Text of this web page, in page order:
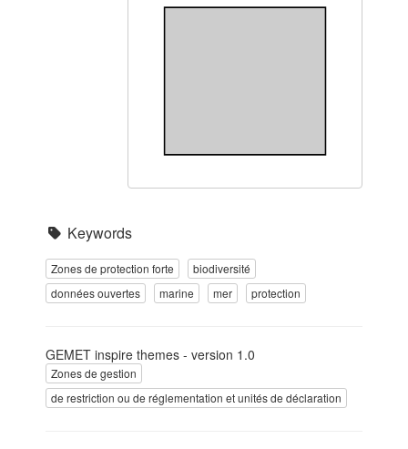
Keywords
Zones de protection forte
biodiversité
données ouvertes
marine mer protection
GEMET inspire themes - version 1.0
Zones de gestion
de restriction ou de réglementation et unités de déclaration